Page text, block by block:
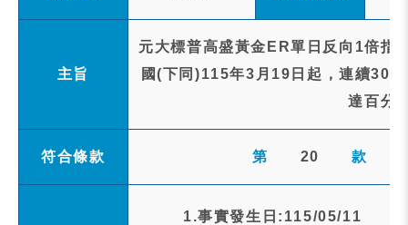
主旨
元大標普高盛黃金ER單日反向1倍指
國(下同)115年3月19日起，連續30
達百分
符合條款 第 20 款
1.事實發生日:115/05/11